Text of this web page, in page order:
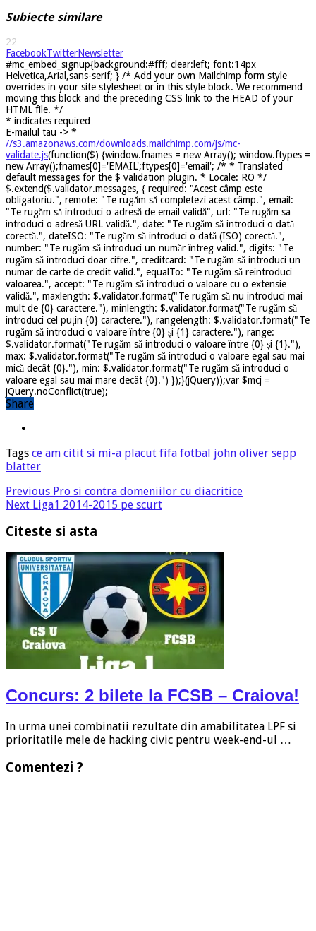
Subiecte similare
22
FacebookTwitterNewsletter
#mc_embed_signup{background:#fff; clear:left; font:14px
Helvetica,Arial,sans-serif; } /* Add your own Mailchimp form style
overrides in your site stylesheet or in this style block. We recommend
moving this block and the preceding CSS link to the HEAD of your
HTML file. */
* indicates required
E-mailul tau -> *
//s3.amazonaws.com/downloads.mailchimp.com/js/mc-
validate.js(function($) {window.fnames = new Array(); window.ftypes =
new Array();fnames[0]='EMAIL';ftypes[0]='email'; /* * Translated
default messages for the $ validation plugin. * Locale: RO */
$.extend($.validator.messages, { required: "Acest câmp este
obligatoriu.", remote: "Te rugăm să completezi acest câmp.", email:
"Te rugăm să introduci o adresă de email validă", url: "Te rugăm sa
introduci o adresă URL validă.", date: "Te rugăm să introduci o dată
corectă.", dateISO: "Te rugăm să introduci o dată (ISO) corectă.",
number: "Te rugăm să introduci un număr întreg valid.", digits: "Te
rugăm să introduci doar cifre.", creditcard: "Te rugăm să introduci un
numar de carte de credit valid.", equalTo: "Te rugăm să reintroduci
valoarea.", accept: "Te rugăm să introduci o valoare cu o extensie
validă.", maxlength: $.validator.format("Te rugăm să nu introduci mai
mult de {0} caractere."), minlength: $.validator.format("Te rugăm să
introduci cel puțin {0} caractere."), rangelength: $.validator.format("Te
rugăm să introduci o valoare între {0} și {1} caractere."), range:
$.validator.format("Te rugăm să introduci o valoare între {0} și {1}."),
max: $.validator.format("Te rugăm să introduci o valoare egal sau mai
mică decât {0}."), min: $.validator.format("Te rugăm să introduci o
valoare egal sau mai mare decât {0}.") });}(jQuery));var $mcj =
jQuery.noConflict(true);
Share
Tags ce am citit si mi-a placut fifa fotbal john oliver sepp
blatter
Previous Pro si contra domeniilor cu diacritice
Next Liga1 2014-2015 pe scurt
Citeste si asta
Concurs: 2 bilete la FCSB – Craiova!
In urma unei combinatii rezultate din amabilitatea LPF si
prioritatile mele de hacking civic pentru week-end-ul …
Comentezi ?